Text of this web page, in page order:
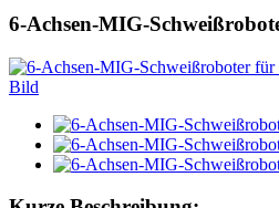
6-Achsen-MIG-